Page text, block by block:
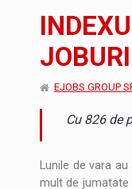
STIRI
ARTICOLE
EJOBS GROUP
Cu 826 de
Lunile de vara
mult de jumatate